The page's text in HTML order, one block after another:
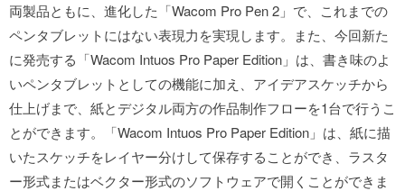
両製品ともに、進化した「Wacom Pro Pen 2」で、これまでの
ペンタブレットにはない表現力を実現します。また、今回新た
に発売する「Wacom Intuos Pro Paper Edition」は、書き味のよ
いペンタブレットとしての機能に加え、アイデアスケッチから
仕上げまで、紙とデジタル両方の作品制作フローを1台で行うこ
とができます。「Wacom Intuos Pro Paper Edition」は、紙に描
いたスケッチをレイヤー分けして保存することができ、ラスタ
ー形式またはベクター形式のソフトウェアで開くことができま